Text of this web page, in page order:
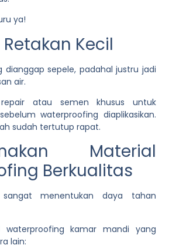
ya!
Retakan Kecil
dianggap sepele, padahal justru jadi
air.
atau semen khusus untuk
waterproofing diaplikasikan.
sudah tertutup rapat.
Material
Berkualitas
menentukan daya tahan
waterproofing kamar mandi yang
lain: